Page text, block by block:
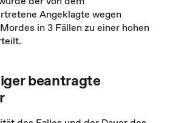
Angeklagte wegen
in 3 Fällen zu einer hohen
beantragte